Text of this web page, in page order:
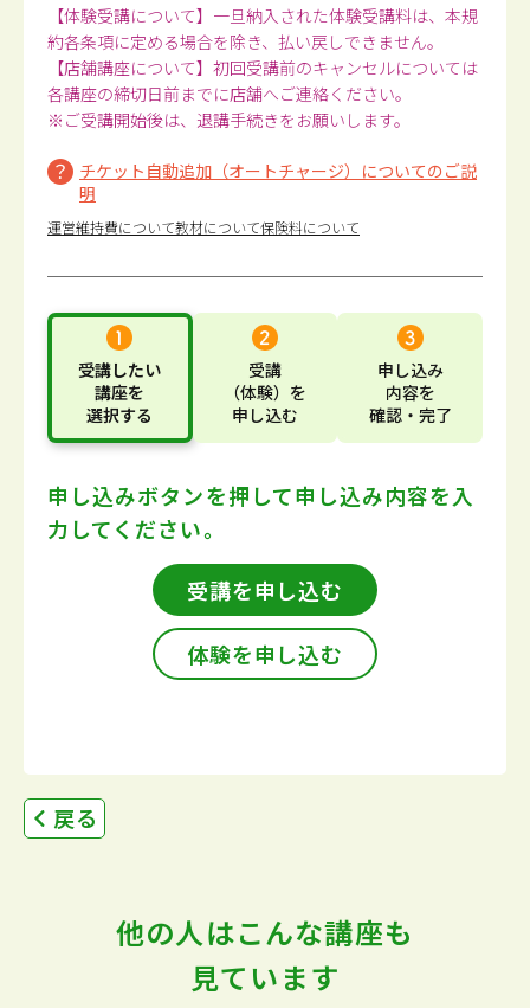
【体験受講について】一旦納入された体験受講料は、本規
約各条項に定める場合を除き、払い戻しできません。
【店舗講座について】初回受講前のキャンセルについては
各講座の締切日前までに店舗へご連絡ください。
※ご受講開始後は、退講手続きをお願いします。
チケット自動追加（オートチャージ）についてのご説
明
運営維持費について教材について保険料について
受講したい
講座を
選択する
受講
（体験） を
申し込む
申し込み
内容を
確認・完了
申し込みボタンを押して申し込み内容を入
力してください。
受講を申し込む
体験を申し込む
戻る
他の人はこんな講座も
見ています